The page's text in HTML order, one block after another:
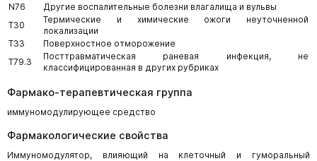
N76
Другие воспалительные болезни влагалища и вульвы
T30
Термические и химические ожоги неуточненной
локализации
T33
Поверхностное отморожение
T79.3
Посттравматическая раневая инфекция, не
классифицированная в других рубриках
Фармако-терапевтическая группа
иммуномодулирующее средство
Фармакологические свойства
Иммуномодулятор, влияющий на клеточный и гуморальный